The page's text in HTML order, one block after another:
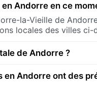
Andorre en ce
la-Vieille de
locales des villes ci-
de Andorre ?
en Andorre ont des